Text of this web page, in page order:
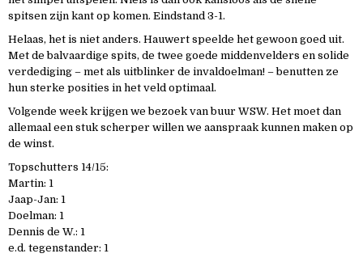
spitsen zijn kant op komen. Eindstand 3-1.
Helaas, het is niet anders. Hauwert speelde het gewoon goed uit.
Met de balvaardige spits, de twee goede middenvelders en solide
verdediging – met als uitblinker de invaldoelman! – benutten ze
hun sterke posities in het veld optimaal.
Volgende week krijgen we bezoek van buur WSW. Het moet dan
allemaal een stuk scherper willen we aanspraak kunnen maken op
de winst.
Topschutters 14/15:
Martin: 1
Jaap-Jan: 1
Doelman: 1
Dennis de W.: 1
e.d. tegenstander: 1